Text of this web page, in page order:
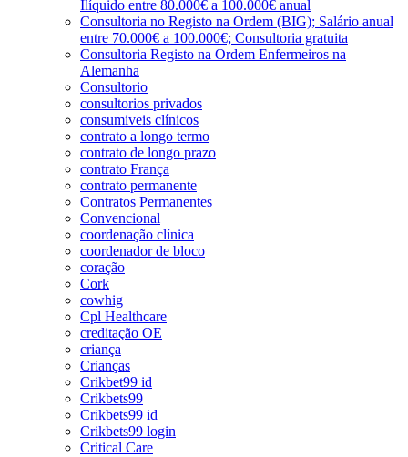
Ilíquido entre 80.000€ a 100.000€ anual
Consultoria no Registo na Ordem (BIG); Salário anual
entre 70.000€ a 100.000€; Consultoria gratuita
Consultoria Registo na Ordem Enfermeiros na
Alemanha
Consultorio
consultorios privados
consumiveis clínicos
contrato a longo termo
contrato de longo prazo
contrato França
contrato permanente
Contratos Permanentes
Convencional
coordenação clínica
coordenador de bloco
coração
Cork
cowhig
Cpl Healthcare
creditação OE
criança
Crianças
Crikbet99 id
Crikbets99
Crikbets99 id
Crikbets99 login
Critical Care